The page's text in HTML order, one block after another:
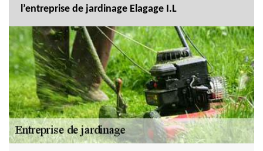
l’entreprise de jardinage Elagage I.L